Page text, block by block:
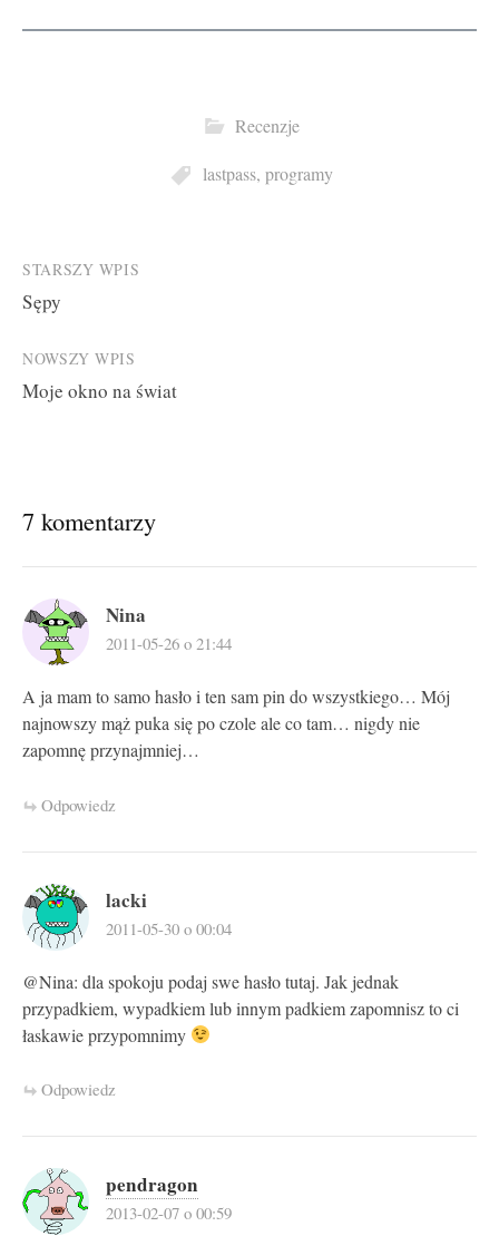
Recenzje
lastpass, programy
Post
navigation
STARSZY WPIS
Sępy
NOWSZY WPIS
Moje okno na świat
7 komentarzy
Nina
2011-05-26 o 21:44
A ja mam to samo hasło i ten sam pin do wszystkiego… Mój
najnowszy mąż puka się po czole ale co tam… nigdy nie
zapomnę przynajmniej…
Odpowiedz
lacki
2011-05-30 o 00:04
@Nina: dla spokoju podaj swe hasło tutaj. Jak jednak
przypadkiem, wypadkiem lub innym padkiem zapomnisz to ci
łaskawie przypomnimy
Odpowiedz
pendragon
2013-02-07 o 00:59